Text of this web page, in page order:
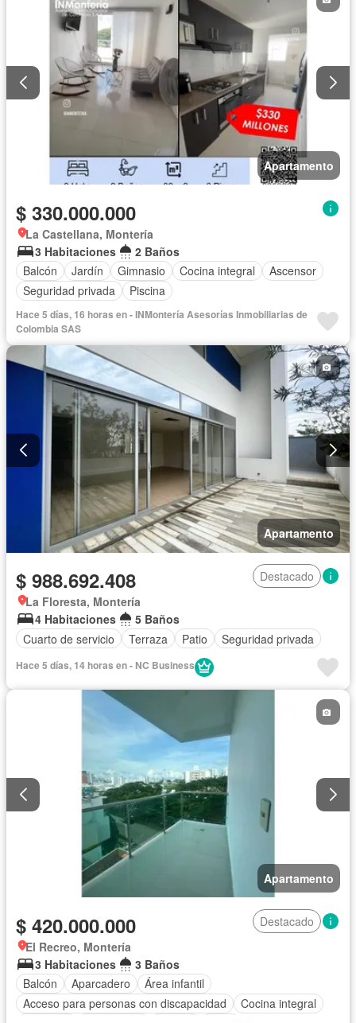
Apartamento
$ 330.000.000
La Castellana, Montería
3 Habitaciones
2 Baños
Balcón
Jardín Gimnasio Cocina integral
Ascensor
Seguridad privada
Piscina
Hace 5 días, 16 horas en - INMontería Asesorías Inmobiliarias de
Colombia SAS
Apartamento
$ 988.692.408
Destacado
La Floresta, Montería
4 Habitaciones
5 Baños
Cuarto de servicio
Terraza Patio Seguridad privada
Hace 5 días, 14 horas en - NC Business
Apartamento
$ 420.000.000
Destacado
El Recreo, Montería
3 Habitaciones
3 Baños
Balcón
Aparcadero
Área infantil
Acceso para personas con discapacidad
Cocina integral